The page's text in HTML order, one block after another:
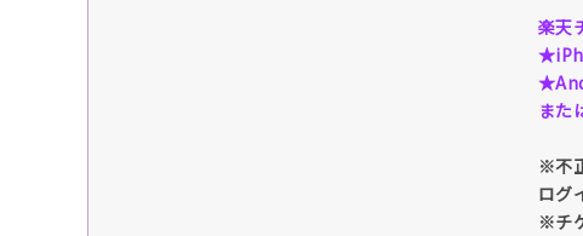
楽天
また
※不
ログ
※チ